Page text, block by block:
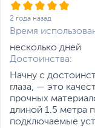
2 года назад
Время
несколько дней
Достоинства:
Начну с
глаза, — это
прочных
длиной 1.5 метра
подключаемые